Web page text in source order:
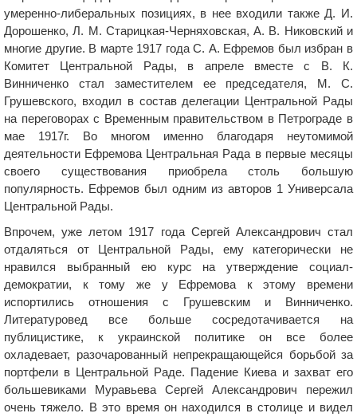
умеренно-либеральных позициях, в нее входили также Д. И.
Дорошенко, Л. М. Старицкая-Черняховская, А. В. Никовский и
многие другие. В марте 1917 года С. А. Ефремов был избран в
Комитет Центральной Рады, в апреле вместе с В. К.
Винниченко стал заместителем ее председателя, М. С.
Грушевского, входил в состав делегации Центральной Рады
на переговорах с Временным правительством в Петрограде в
мае 1917г. Во многом именно благодаря неутомимой
деятельности Ефремова Центральная Рада в первые месяцы
своего существования приобрела столь большую
популярность. Ефремов был одним из авторов 1 Универсала
Центральной Рады.
Впрочем, уже летом 1917 года Сергей Александрович стал
отдаляться от Центральной Рады, ему категорически не
нравился выбранный ею курс на утверждение социал-
демократии, к тому же у Ефремова к этому времени
испортились отношения с Грушевским и Винниченко.
Литературовед все больше сосредотачивается на
публицистике, к украинской политике он все более
охладевает, разочарованный непрекращающейся борьбой за
портфели в Центральной Раде. Падение Киева и захват его
большевиками Муравьева Сергей Александрович пережил
очень тяжело. В это время он находился в столице и видел